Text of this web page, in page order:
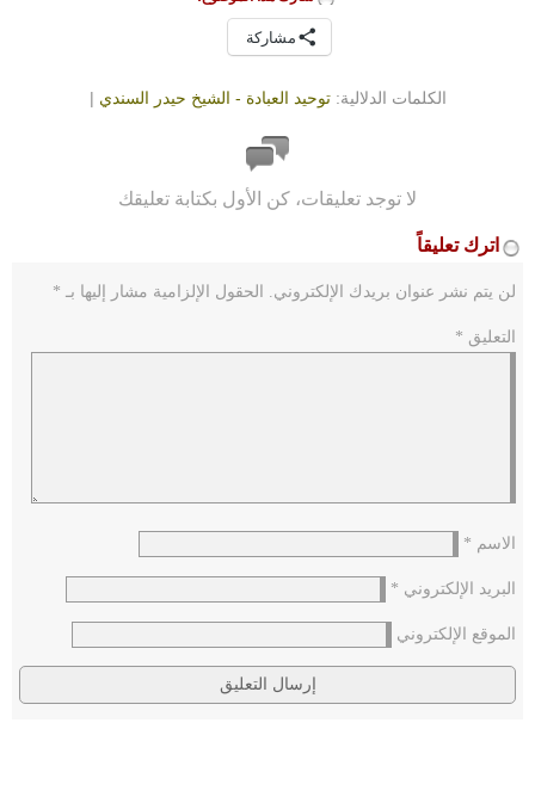
مشاركة
الكلمات الدلالية:توحيد العبادة - الشيخ حيدر السندي |
لا توجد تعليقات، كن الأول بكتابة تعليقك
اترك تعليقاً
لن يتم نشر عنوان بريدك الإلكتروني. الحقول الإلزامية مشار إليها بـ *
التعليق *
الاسم *
البريد الإلكتروني *
الموقع الإلكتروني